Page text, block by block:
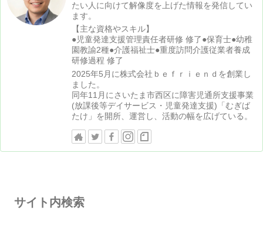
たい人に向けて解像度を上げた情報を発信してい
ます。
【主な資格やスキル】
●児童発達支援管理責任者研修 修了●保育士●幼稚
園教諭2種●介護福祉士●重度訪問介護従業者養成
研修過程 修了
2025年5月に株式会社ｂｅｆｒｉｅｎｄを創業し
ました。
同年11月にさいたま市西区に障害児通所支援事業
(放課後等デイサービス・児童発達支援)「むぎば
たけ」を開所、運営し、活動の幅を広げている。
サイト内検索